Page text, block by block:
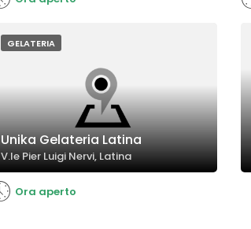
GELATERIA
Unika Gelateria Latina
V.le Pier Luigi Nervi, Latina
Ora aperto